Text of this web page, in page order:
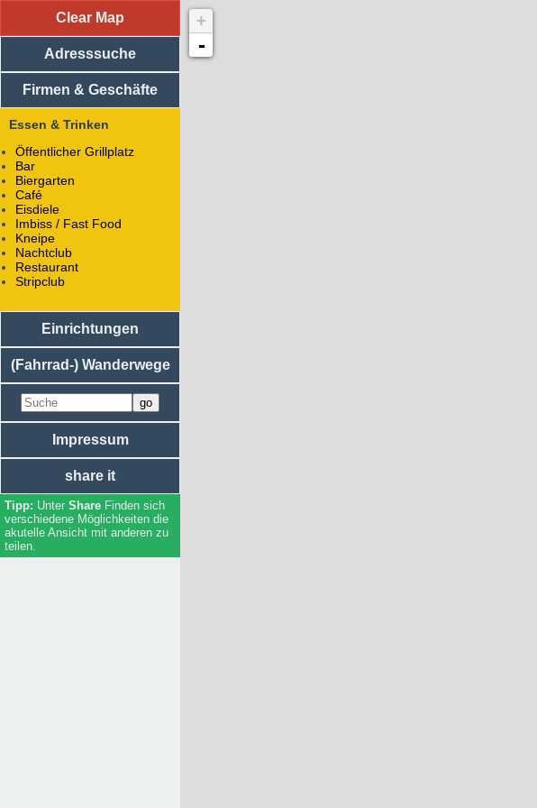
Adresssuche
Vereine
Medizinische Einrichtungen
Religiöse Einrichtungen
Sportliche Einrichtungen
Einkaufsläden
Firmen
Essen
Fuchsturmweg 20
Bar
WWW:kastanie-jena.de/
Betreiber: Andre Niederstein
Kastanie
Aussichtspunkt
Unterkunft
Regierung / Behörden
(Rad-/Ski-/Reit-) Wanderwege
Clear Map
Adresssuche
Firmen & Geschäfte
Essen & Trinken
Öffentlicher Grillplatz
Bar
Biergarten
Café
Eisdiele
Imbiss / Fast Food
Kneipe
Nachtclub
Restaurant
Stripclub
Einrichtungen
(Fahrrad-) Wanderwege
Impressum
share it
Unter Share Finden sich
verschiedene Möglichkeiten die
akutelle Ansicht mit anderen zu
teilen.
+
-